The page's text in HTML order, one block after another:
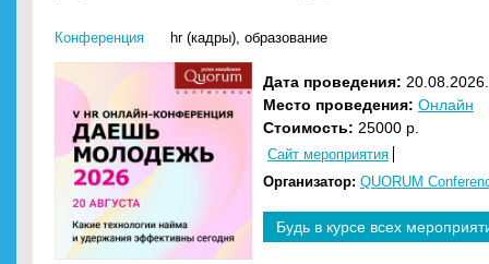
Конференция hr (кадры), образование
Дата проведения:
Место проведения: Онлайн
Стоимость: 25000 р.
Сайт мероприятия
Организатор: QUORUM
Будь в курсе всех